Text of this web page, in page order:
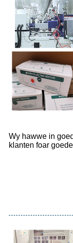
Wy hawwe in
klanten foar